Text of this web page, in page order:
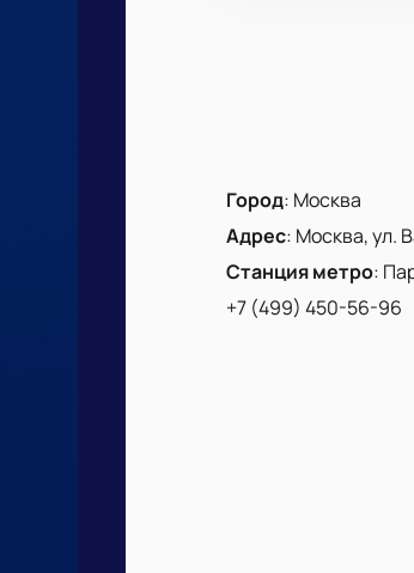
Город: Москва
Адрес: Москва, ул.
Станция метро:
+7 (499) 450-56-96